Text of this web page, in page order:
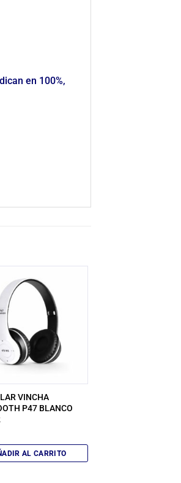
en 100%,
VINCHA
P47 BLANCO
AL CARRITO